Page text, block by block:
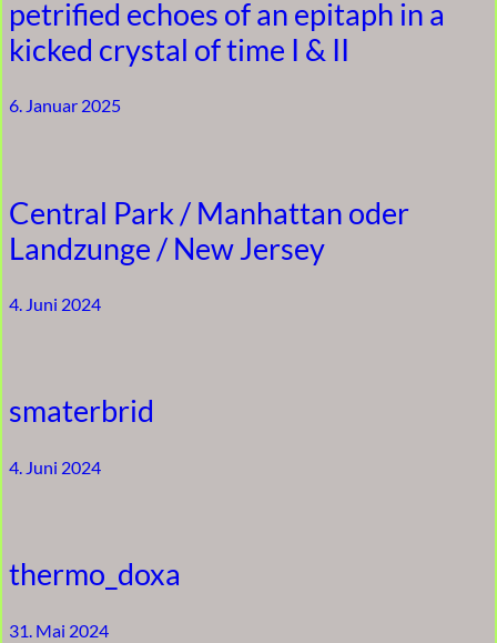
petrified echoes of an epitaph in a
kicked crystal of time I & II
6. Januar 2025
Central Park / Manhattan oder
Landzunge / New Jersey
4. Juni 2024
smaterbrid
4. Juni 2024
thermo_doxa
31. Mai 2024